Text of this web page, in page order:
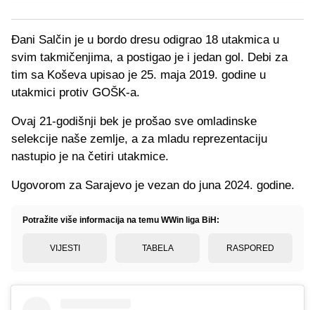
Đani Salčin je u bordo dresu odigrao 18 utakmica u
svim takmičenjima, a postigao je i jedan gol. Debi za
tim sa Koševa upisao je 25. maja 2019. godine u
utakmici protiv GOŠK-a.
Ovaj 21-godišnji bek je prošao sve omladinske
selekcije naše zemlje, a za mladu reprezentaciju
nastupio je na četiri utakmice.
Ugovorom za Sarajevo je vezan do juna 2024. godine.
Potražite više informacija na temu WWin liga BiH:
VIJESTI TABELA RASPORED